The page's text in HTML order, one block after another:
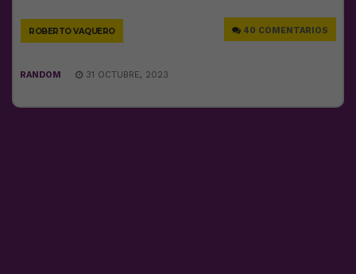
ROBERTO VAQUERO 40 COMENTARIOS
RANDOM 31 OCTUBRE, 2023